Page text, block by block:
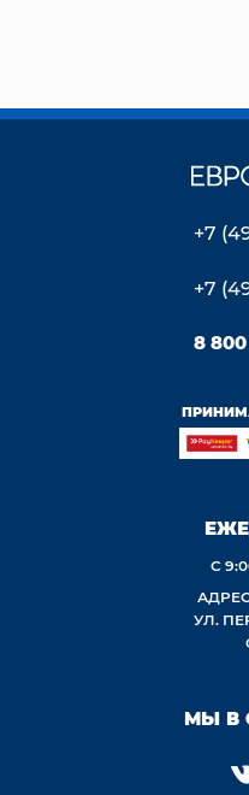
+7
+7
8 800
С
УЛ.
МЫ В